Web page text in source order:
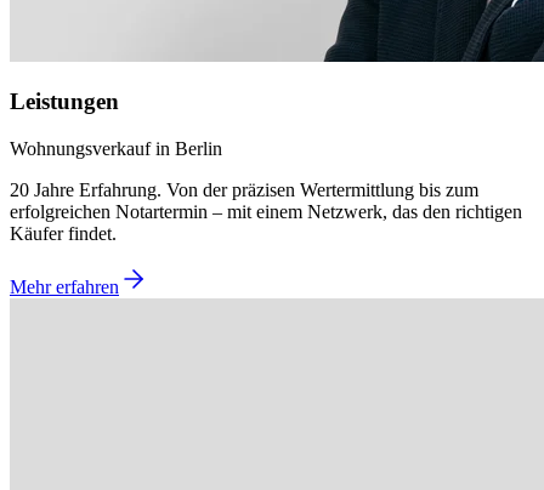
Leistungen
Wohnungsverkauf in Berlin
20 Jahre Erfahrung. Von der präzisen Wertermittlung bis zum
erfolgreichen Notartermin – mit einem Netzwerk, das den richtigen
Käufer findet.
Mehr erfahren